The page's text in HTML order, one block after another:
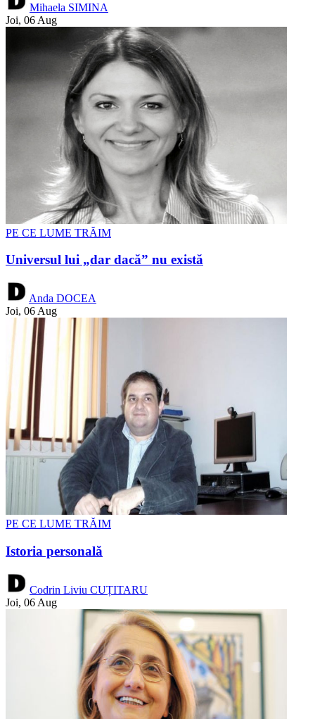
Mihaela SIMINA
Joi, 06 Aug
PE CE LUME TRĂIM
Universul lui „dar dacă” nu există
Anda DOCEA
Joi, 06 Aug
PE CE LUME TRĂIM
Istoria personală
Codrin Liviu CUȚITARU
Joi, 06 Aug